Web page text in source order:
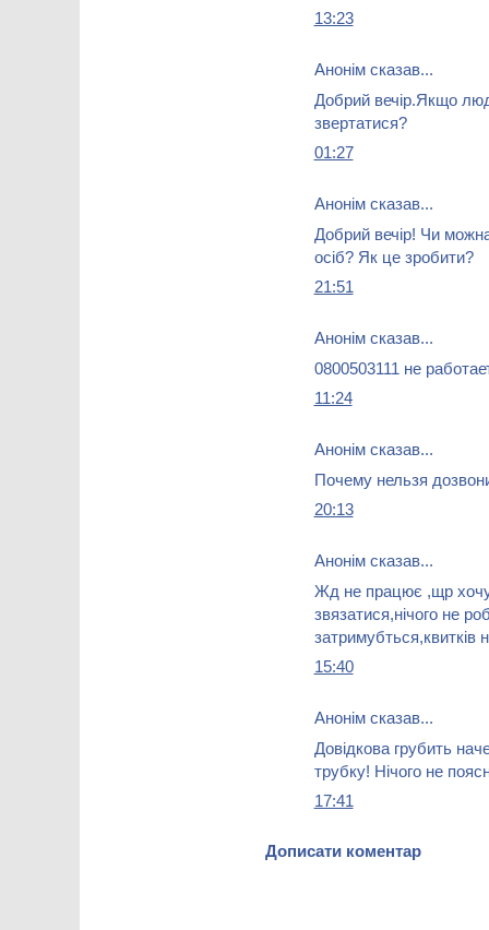
13:23
Анонім сказав...
Добрий вечір.Якщо
звертатися?
01:27
Анонім сказав...
Добрий вечір! Чи
осіб? Як це зробити?
21:51
Анонім сказав...
0800503111 не
11:24
Анонім сказав...
Почему нельзя
20:13
Анонім сказав...
Жд не працює ,щр
звязатися,нічого не
затримубться,квитків
15:40
Анонім сказав...
Довідкова грубить
трубку! Нічого не
17:41
Дописати коментар